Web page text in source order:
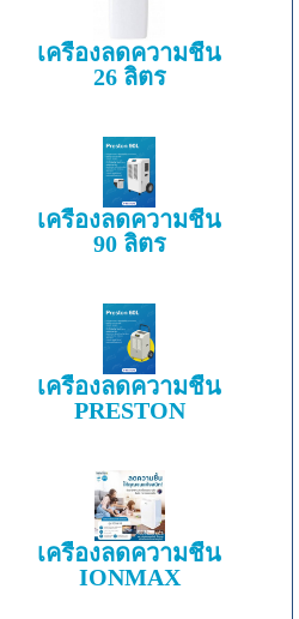
เครื่องลดความชื้น
26 ลิตร
เครื่องลดความชื้น
90 ลิตร
เครื่องลดความชื้น
PRESTON
เครื่องลดความชื้น
IONMAX